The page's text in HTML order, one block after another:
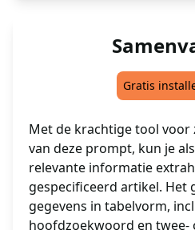
Gratis
Met de krachtige tool
van deze prompt, kun je
relevante informatie
gespecificeerd artikel. Het
gegevens in tabelvorm,
hoofdzoekwoord en